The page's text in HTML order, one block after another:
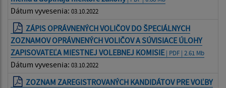
Dátum vyvesenia: 03.10.2022
ZÁPIS OPRÁVNENÝCH VOLIČOV DO ŠPECIÁLNYCH
ZOZNAMOV OPRÁVNENÝCH VOLIČOV A SÚVISIACE ÚLOHY
ZAPISOVATEĽA MIESTNEJ VOLEBNEJ KOMISIE| PDF | 2.61 Mb
Dátum vyvesenia: 03.10.2022
ZOZNAM ZAREGISTROVANÝCH KANDIDÁTOV PRE VOĽBY